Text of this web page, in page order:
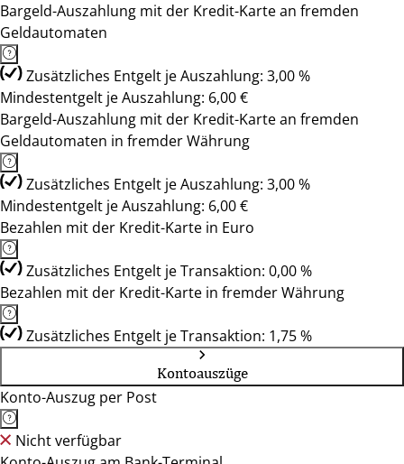
Bargeld-Auszahlung mit der Kredit-Karte an fremden
Geldautomaten
Zusätzliches Entgelt je Auszahlung: 3,00 %
Mindestentgelt je Auszahlung: 6,00 €
Bargeld-Auszahlung mit der Kredit-Karte an fremden
Geldautomaten in fremder Währung
Zusätzliches Entgelt je Auszahlung: 3,00 %
Mindestentgelt je Auszahlung: 6,00 €
Bezahlen mit der Kredit-Karte in Euro
Zusätzliches Entgelt je Transaktion: 0,00 %
Bezahlen mit der Kredit-Karte in fremder Währung
Zusätzliches Entgelt je Transaktion: 1,75 %
Kontoauszüge
Konto-Auszug per Post
Nicht verfügbar